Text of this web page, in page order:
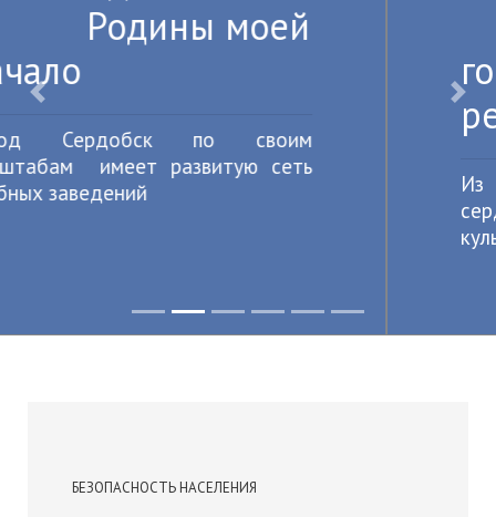
любимый
город наши
Из года в год крепнет среди
сердобчан авторитет физической
Назад
БЕЗОПАСНОСТЬ НАСЕЛЕНИЯ